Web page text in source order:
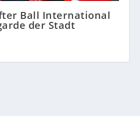
Ball International
der Stadt